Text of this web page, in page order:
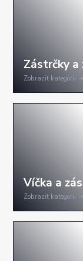
Zobrazit kategorii
Zobrazit kategorii